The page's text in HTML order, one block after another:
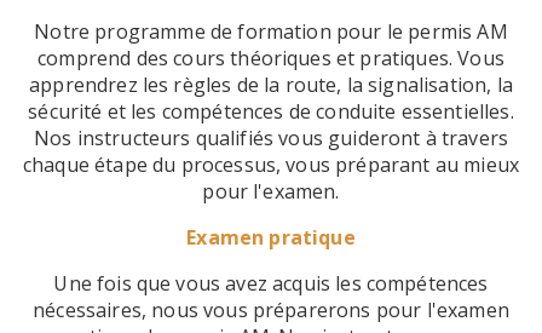
Notre programme de formation pour le permis AM
comprend des cours théoriques et pratiques. Vous
apprendrez les règles de la route, la signalisation, la
sécurité et les compétences de conduite essentielles.
Nos instructeurs qualifiés vous guideront à travers
chaque étape du processus, vous préparant au mieux
pour l'examen.
Examen pratique
Une fois que vous avez acquis les compétences
nécessaires, nous vous préparerons pour l'examen